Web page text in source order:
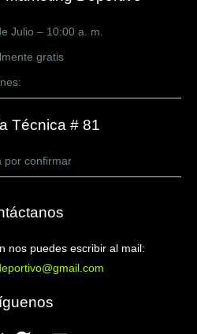
Julio – 10:00 a. m.
gratis
Técnica # 81
por confirmar
nos puedes escribir al mail: